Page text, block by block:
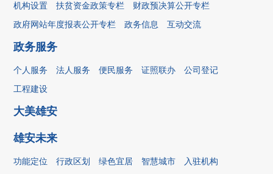
机构设置 扶贫资金政策专栏
财政预决算公开专栏
政府网站年度报表公开专栏
政务信息 互动交流
政务服务
个人服务 法人服务 便民服务 证照联办
公司登记
工程建设
大美雄安
雄安未来
功能定位 行政区划 绿色宜居 智慧城市 入驻机构